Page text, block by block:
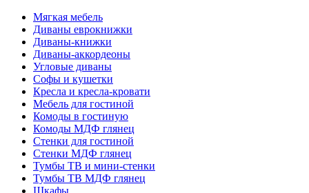
Мягкая мебель
Диваны еврокнижки
Диваны-книжки
Диваны-аккордеоны
Угловые диваны
Софы и кушетки
Кресла и кресла-кровати
Мебель для гостиной
Комоды в гостиную
Комоды МДФ глянец
Стенки для гостиной
Стенки МДФ глянец
Тумбы ТВ и мини-стенки
Тумбы ТВ МДФ глянец
Шкафы